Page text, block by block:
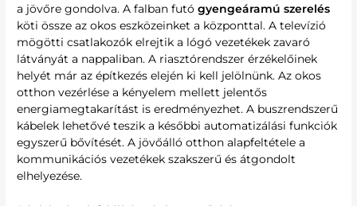
a jövőre gondolva. A falban futógyengeáramú szerelés
köti össze az okos eszközeinket a központtal. A televízió
mögötti csatlakozók elrejtik a lógó vezetékek zavaró
látványát a nappaliban. A riasztórendszer érzékelőinek
helyét már az építkezés elején ki kell jelölnünk. Az okos
otthon vezérlése a kényelem mellett jelentős
energiamegtakarítást is eredményezhet. A buszrendszerű
kábelek lehetővé teszik a későbbi automatizálási funkciók
egyszerű bővítését. A jövőálló otthon alapfeltétele a
kommunikációs vezetékek szakszerű és átgondolt
elhelyezése.